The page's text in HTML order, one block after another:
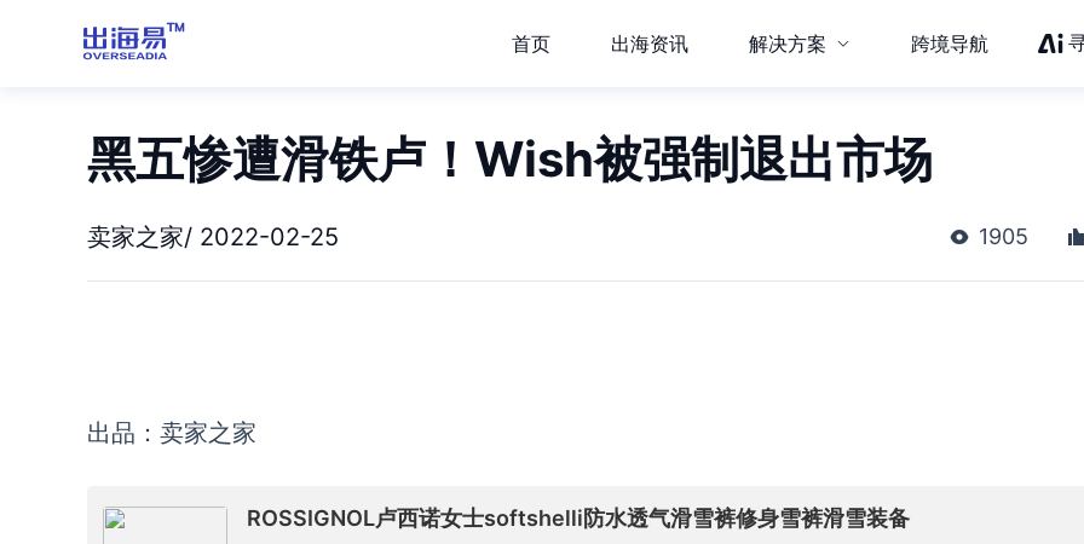
首页 出海资讯 解决方案 跨境导航
黑五惨遭滑铁卢！Wish被强制退出市场
卖家之家/ 2022-02-25 1905
出品：卖家之家
ROSSIGNOL卢西诺女士softshelli防水透气滑雪裤修身雪裤滑雪装备